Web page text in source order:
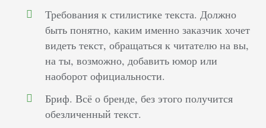
Требования к стилистике текста. Должно
быть понятно, каким именно заказчик хочет
видеть текст, обращаться к читателю на вы,
на ты, возможно, добавить юмор или
наоборот официальности.
Бриф. Всё о бренде, без этого получится
обезличенный текст.